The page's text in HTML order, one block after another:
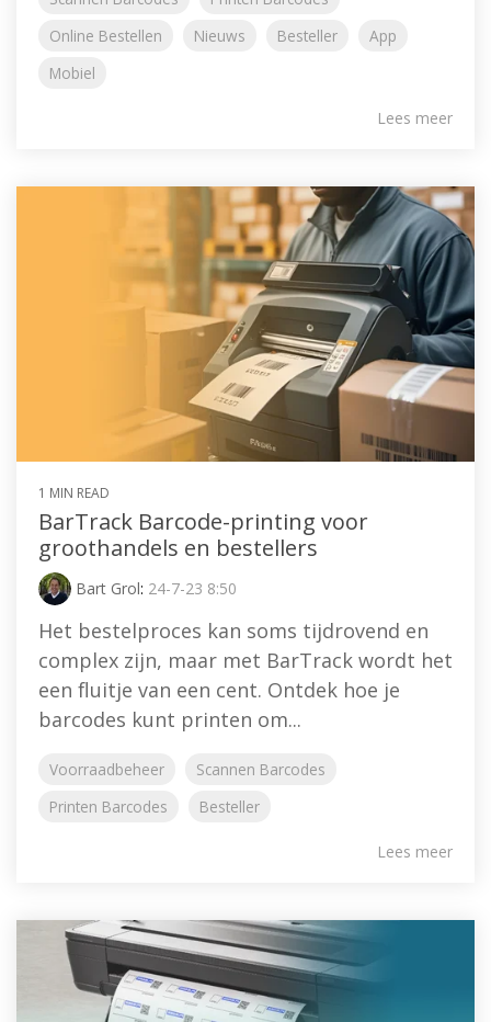
Online Bestellen
Nieuws Besteller
App
Mobiel
Lees meer
1 MIN READ
BarTrack Barcode-printing voor
groothandels en bestellers
Bart Grol: 24-7-23 8:50
Het bestelproces kan soms tijdrovend en
complex zijn, maar met BarTrack wordt het
een fluitje van een cent. Ontdek hoe je
barcodes kunt printen om...
Voorraadbeheer
Scannen Barcodes
Printen Barcodes
Besteller
Lees meer